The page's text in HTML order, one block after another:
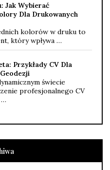
Jak Wybierać
Dla Drukowanych
kolorów w druku to
który wpływa …
Przykłady CV Dla
świecie
profesjonalnego CV
…